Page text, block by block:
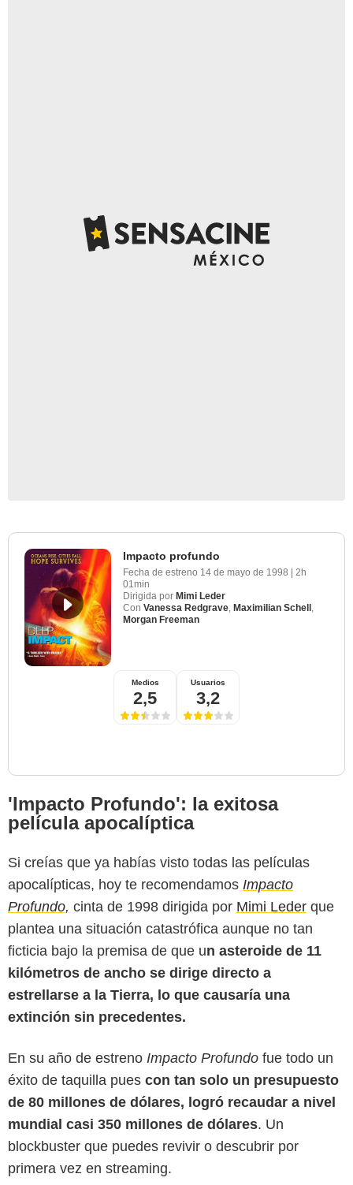
Impacto profundo
Fecha de estreno 14 de mayo de 1998 | 2h
01min
Dirigida por Mimi Leder
Con Vanessa Redgrave Maximilian Schell
Morgan Freeman
Medios
2,5
Usuarios
3,2
'Impacto Profundo': la exitosa
película apocalíptica
Si creías que ya habías visto todas las películas
apocalípticas, hoy te recomendamos Impacto
Profundo, cinta de 1998 dirigida por Mimi Leder que
plantea una situación catastrófica aunque no tan
ficticia bajo la premisa de que un asteroide de 11
kilómetros de ancho se dirige directo a
estrellarse a la Tierra, lo que causaría una
extinción sin precedentes.
En su año de estreno Impacto Profundo fue todo un
éxito de taquilla pues con tan solo un presupuesto
de 80 millones de dólares, logró recaudar a nivel
mundial casi 350 millones de dólares. Un
blockbuster que puedes revivir o descubrir por
primera vez en streaming.
DreamWorks Pictures